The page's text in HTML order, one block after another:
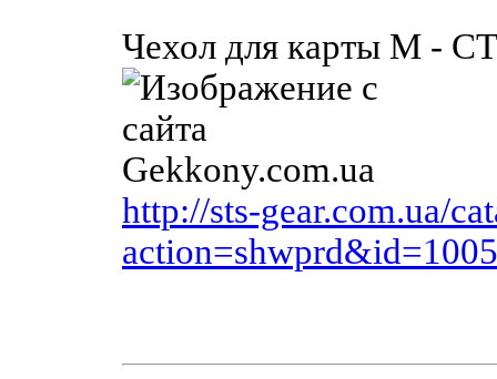
Чехол для карты М -
http://sts-gear.com.ua/
action=shwprd&id=1005